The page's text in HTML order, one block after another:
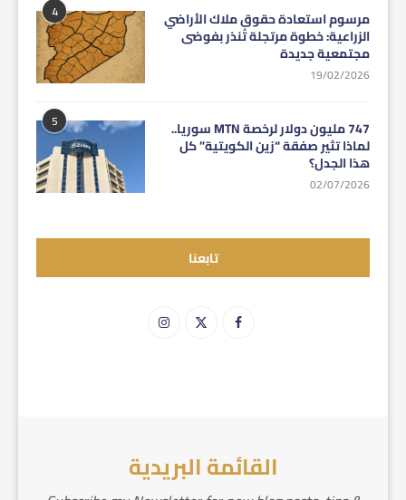
4 مرسوم استعادة حقوق ملاك الأراضي
الزراعية: خطوة مرتجلة تُنذر بفوضى
مجتمعية جديدة
19/02/2026
5 747 مليون دولار لرخصة MTN سوريا..
لماذا تثير صفقة “زين الكويتية” كل
هذا الجدل؟
02/07/2026
تابعنا
القائمة البريدية